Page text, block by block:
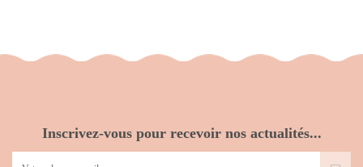
Inscrivez-vous pour recevoir nos actualités...